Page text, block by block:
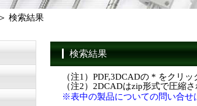
検索結果
検索結果
（注1）PDF,3DCADの * をクリ
（注2）2DCADはzip形式で圧縮
※表中の製品についての問い合せ